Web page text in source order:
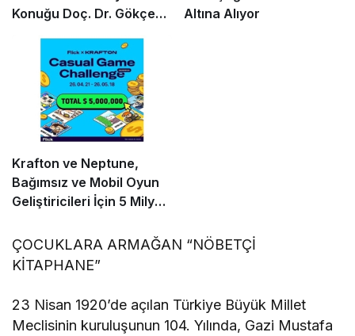
Konuğu Doç. Dr. Gökçe
Altına Alıyor
Krafton ve Neptune,
Bağımsız ve Mobil Oyun
Geliştiricileri İçin 5 Milyon
Yarışmasını Başlattı
ÇOCUKLARA ARMAĞAN “NÖBETÇİ
KİTAPHANE”
23 Nisan 1920’de açılan Türkiye Büyük Millet
Meclisinin kuruluşunun 104. Yılında, Gazi Mustafa